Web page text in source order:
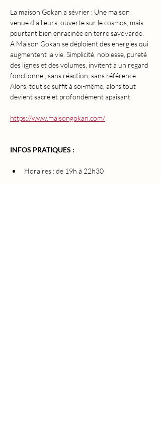
La maison Gokan a sévrier : Une maison
venue d’ailleurs, ouverte sur le cosmos, mais
pourtant bien enracinée en terre savoyarde.
A Maison Gokan se déploient des énergies qui
augmentent la vie. Simplicité, noblesse, pureté
des lignes et des volumes, invitent à un regard
fonctionnel, sans réaction, sans référence.
Alors, tout se suffit à soi-même, alors tout
devient sacré et profondément apaisant.
https://www.maisongokan.com/
INFOS PRATIQUES :
Horaires : de 19h à 22h30